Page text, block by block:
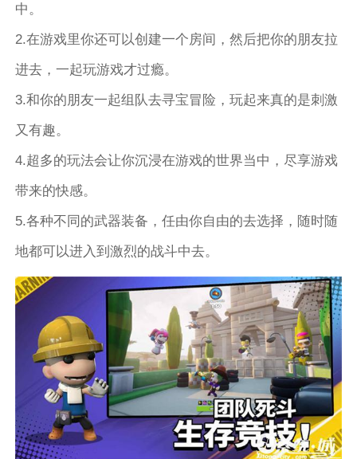
中。
2.在游戏里你还可以创建一个房间，然后把你的朋友拉
进去，一起玩游戏才过瘾。
3.和你的朋友一起组队去寻宝冒险，玩起来真的是刺激
又有趣。
4.超多的玩法会让你沉浸在游戏的世界当中，尽享游戏
带来的快感。
5.各种不同的武器装备，任由你自由的去选择，随时随
地都可以进入到激烈的战斗中去。